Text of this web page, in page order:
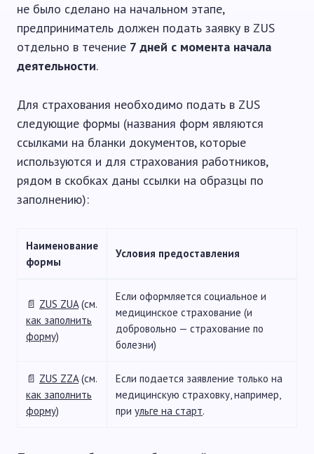
не было сделано на начальном этапе,
предприниматель должен подать заявку в ZUS
отдельно в течение 7 дней с момента начала
деятельности.
Для страхования необходимо подать в ZUS
следующие формы (названия форм являются
ссылками на бланки документов, которые
используются и для страхования работников,
рядом в скобках даны ссылки на образцы по
заполнению):
Наименование
формы
Условия предоставления
📄 ZUS ZUA(см.
как заполнить
форму)
Если оформляется социальное и
медицинское страхование (и
добровольно — страхование по
болезни)
📄 ZUS ZZA(см.
как заполнить
форму)
Если подается заявление только на
медицинскую страховку, например,
при ульге на старт.